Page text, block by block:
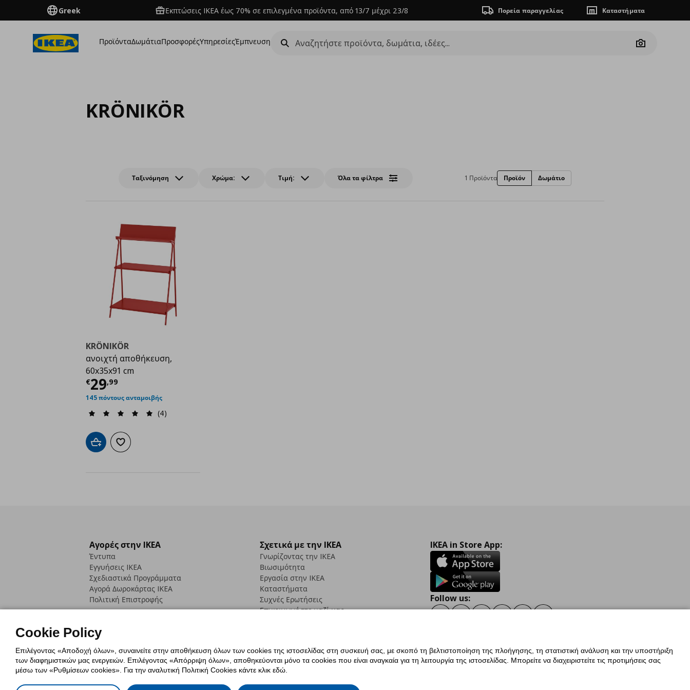
Greek Εκπτώσεις IKEA έως 70% σε επιλεγμένα προϊόντα, από 13/7 μέχρι 23/8 Πορεία παραγγελίας Καταστήματα
ΠροϊόνταΔωμάτιαΠροσφορέςΥπηρεσίεςΈμπνευση
Camera
KRÖNIKÖR
Ταξινόμηση Χρώμα: Τιμή: Όλα τα φίλτρα 1 Προϊόντα Προϊόν Δωμάτιο
KRÖNIKÖR
ανοιχτή αποθήκευση,
60x35x91 cm
€29,99
Τρέχουσα τιμή
145 πόντους ανταμοιβής
(4)
Προσθήκη στο καλάθι
Προσθήκη στα αγαπημένα
Αγορές στην IKEA
Έντυπα
Εγγυήσεις IKEA
Σχεδιαστικά Προγράμματα
Αγορά Δωρoκάρτας IKEA
Πολιτική Επιστροφής
Σχετικά με την IKEA
Γνωρίζοντας την IKEA
Βιωσιμότητα
Εργασία στην IKEA
Καταστήματα
Συχνές Ερωτήσεις
Επικοινωνήστε μαζί μας
IKEA in Store App:
Follow us:
Πολιτική Cookies Δήλωση ψηφιακής προσβασιμότητας
Γενική Πολιτική Προσωπικών Δεδομένων
Cookie Policy
Επιλέγοντας «Αποδοχή όλων», συναινείτε στην αποθήκευση όλων των cookies της ιστοσελίδας στη συσκευή σας, με σκοπό τη βελτιστοποίηση της πλοήγησης, τη στατιστική ανάλυση και την υποστήριξη
των διαφημιστικών μας ενεργειών. Επιλέγοντας «Απόρριψη όλων», αποθηκεύονται μόνο τα cookies που είναι αναγκαία για τη λειτουργία της ιστοσελίδας. Μπορείτε να διαχειριστείτε τις προτιμήσεις σας
μέσω των «Ρυθμίσεων cookies». Για την αναλυτική Πολιτική Cookies κάντε κλικ εδώ.